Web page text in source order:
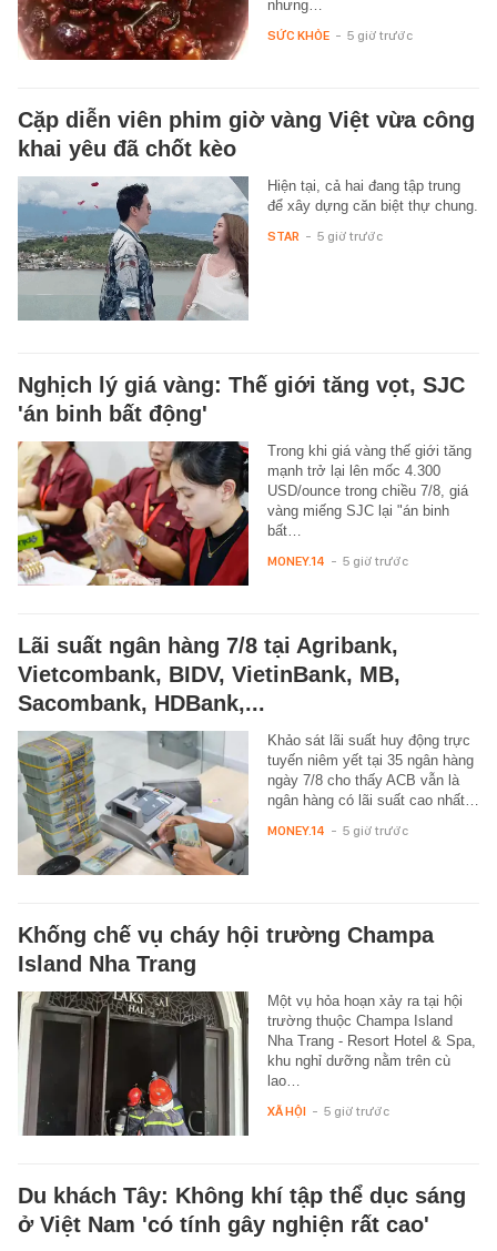
nhưng…
SỨC KHỎE - 5 giờ trước
Cặp diễn viên phim giờ vàng Việt vừa công
khai yêu đã chốt kèo
Hiện tại, cả hai đang tập trung
để xây dựng căn biệt thự chung.
STAR - 5 giờ trước
Nghịch lý giá vàng: Thế giới tăng vọt, SJC
'án binh bất động'
Trong khi giá vàng thế giới tăng
mạnh trở lại lên mốc 4.300
USD/ounce trong chiều 7/8, giá
vàng miếng SJC lại "án binh
bất…
MONEY.14 - 5 giờ trước
Lãi suất ngân hàng 7/8 tại Agribank,
Vietcombank, BIDV, VietinBank, MB,
Sacombank, HDBank,...
Khảo sát lãi suất huy động trực
tuyến niêm yết tại 35 ngân hàng
ngày 7/8 cho thấy ACB vẫn là
ngân hàng có lãi suất cao nhất…
MONEY.14 - 5 giờ trước
Khống chế vụ cháy hội trường Champa
Island Nha Trang
Một vụ hỏa hoạn xảy ra tại hội
trường thuộc Champa Island
Nha Trang - Resort Hotel & Spa,
khu nghỉ dưỡng nằm trên cù
lao…
XÃ HỘI - 5 giờ trước
Du khách Tây: Không khí tập thể dục sáng
ở Việt Nam 'có tính gây nghiện rất cao'